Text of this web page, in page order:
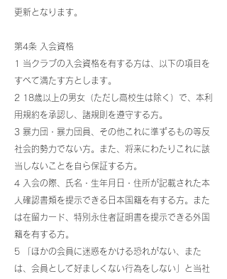
更新となります。
第4条 入会資格
1 当クラブの入会資格を有する方は、以下の項目を
すべて満たす方とします。
2 18歳以上の男女（ただし高校生は除く）で、本利
用規約を承認し、諸規則を遵守する方。
3 暴力団・暴力団員、その他これに準ずるもの等反
社会的勢力でない方。また、将来にわたりこれに該
当しないことを自ら保証する方。
4 入会の際、氏名・生年月日・住所が記載された本
人確認書類を提示できる日本国籍を有する方。また
は在留カード、特別永住者証明書を提示できる外国
籍を有する方。
5 「ほかの会員に迷惑をかける恐れがない、また
は、会員として好ましくない行為をしない」と当社